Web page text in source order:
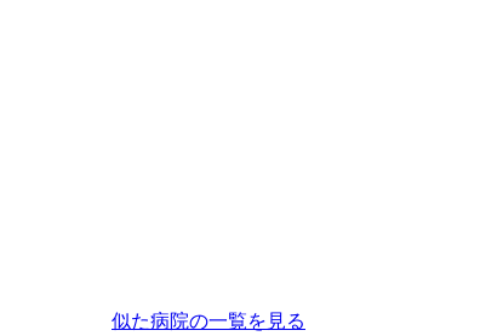
似た病院の一覧を見る